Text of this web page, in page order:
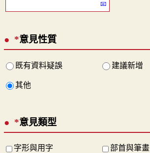
*意見性質
既有資料疑誤 建議新增
其他
*意見類型
字形與用字 部首與筆畫